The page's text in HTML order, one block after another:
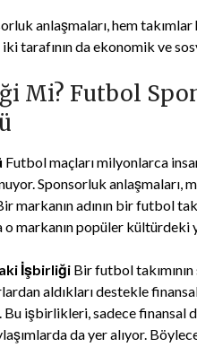
anlaşmaları, hem
tarafının da ekonomik ve
Mi? Futbol
Futbol maçları milyonlarca
Sponsorluk anlaşmaları,
markanın adının bir futbol
o markanın popüler kültürdeki
İşbirliği Bir futbol
aldıkları destekle
işbirlikleri, sadece finansal
da yer alıyor.